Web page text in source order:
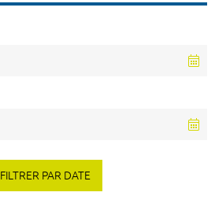
FILTRER PAR DATE